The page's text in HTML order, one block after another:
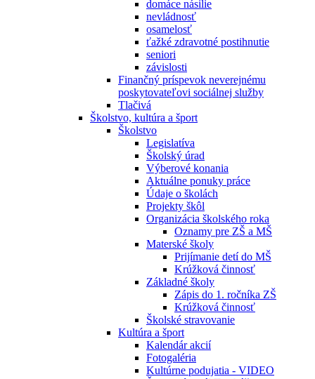
domáce násilie
nevládnosť
osamelosť
ťažké zdravotné postihnutie
seniori
závislosti
Finančný príspevok neverejnému
poskytovateľovi sociálnej služby
Tlačivá
Školstvo, kultúra a šport
Školstvo
Legislatíva
Školský úrad
Výberové konania
Aktuálne ponuky práce
Údaje o školách
Projekty škôl
Organizácia školského roka
Oznamy pre ZŠ a MŠ
Materské školy
Prijímanie detí do MŠ
Krúžková činnosť
Základné školy
Zápis do 1. ročníka ZŠ
Krúžková činnosť
Školské stravovanie
Kultúra a šport
Kalendár akcií
Fotogaléria
Kultúrne podujatia - VIDEO